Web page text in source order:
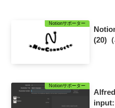
Notionサポーター
(20)
Notionサポーター
input: